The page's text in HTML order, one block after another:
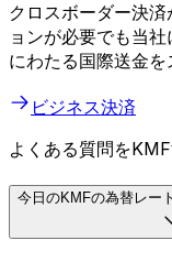
クロスボーダー決
ョンが必要でも当
にわたる国際送金を
ビジネス決済
よくある質問を
今日のKMFの為替レー